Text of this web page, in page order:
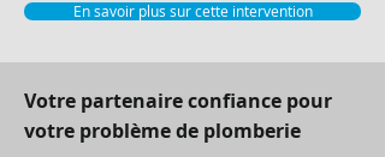
En savoir plus sur cette intervention
Votre partenaire confiance pour
votre problème de plomberie